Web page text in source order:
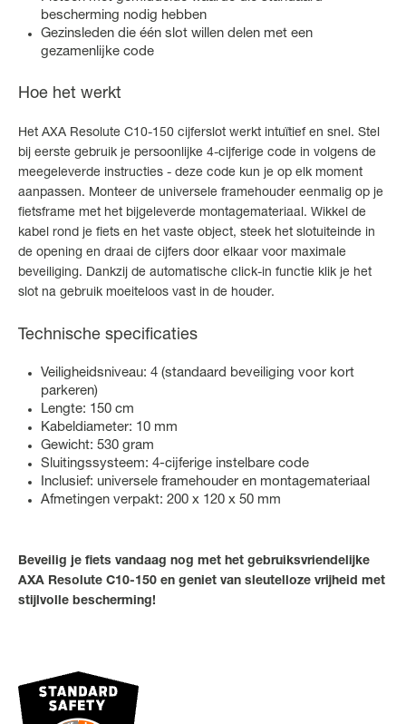
bescherming nodig hebben
Gezinsleden die één slot willen delen met een
gezamenlijke code
Hoe het werkt
Het AXA Resolute C10-150 cijferslot werkt intuïtief en snel. Stel
bij eerste gebruik je persoonlijke 4-cijferige code in volgens de
meegeleverde instructies - deze code kun je op elk moment
aanpassen. Monteer de universele framehouder eenmalig op je
fietsframe met het bijgeleverde montagemateriaal. Wikkel de
kabel rond je fiets en het vaste object, steek het slotuiteinde in
de opening en draai de cijfers door elkaar voor maximale
beveiliging. Dankzij de automatische click-in functie klik je het
slot na gebruik moeiteloos vast in de houder.
Technische specificaties
Veiligheidsniveau: 4 (standaard beveiliging voor kort
parkeren)
Lengte: 150 cm
Kabeldiameter: 10 mm
Gewicht: 530 gram
Sluitingssysteem: 4-cijferige instelbare code
Inclusief: universele framehouder en montagemateriaal
Afmetingen verpakt: 200 x 120 x 50 mm
Beveilig je fiets vandaag nog met het gebruiksvriendelijke
AXA Resolute C10-150 en geniet van sleutelloze vrijheid met
stijlvolle bescherming!